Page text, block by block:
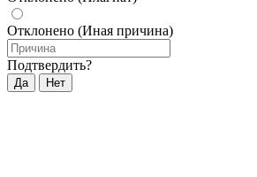
Отклонено (Иная причина)
Подтвердить?
Да Нет